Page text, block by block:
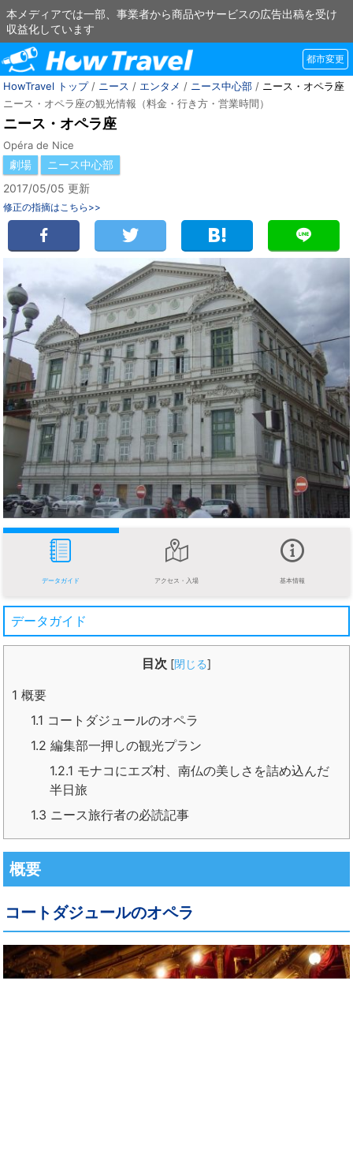
本メディアでは一部、事業者から商品やサービスの広告出稿を受け
収益化しています
都市変更
HowTravel トップ/ ニース / エンタメ / ニース中心部 / ニース・オペラ座
ニース・オペラ座の観光情報（料金・行き方・営業時間）
ニース・オペラ座
Opéra de Nice
劇場
ニース中心部
2017/05/05 更新
修正の指摘はこちら>>
データガイド アクセス・入場 基本情報
データガイド
目次 [閉じる]
1 概要
1.1 コートダジュールのオペラ
1.2 編集部一押しの観光プラン
1.2.1 モナコにエズ村、南仏の美しさを詰め込んだ
半日旅
1.3 ニース旅行者の必読記事
概要
コートダジュールのオペラ